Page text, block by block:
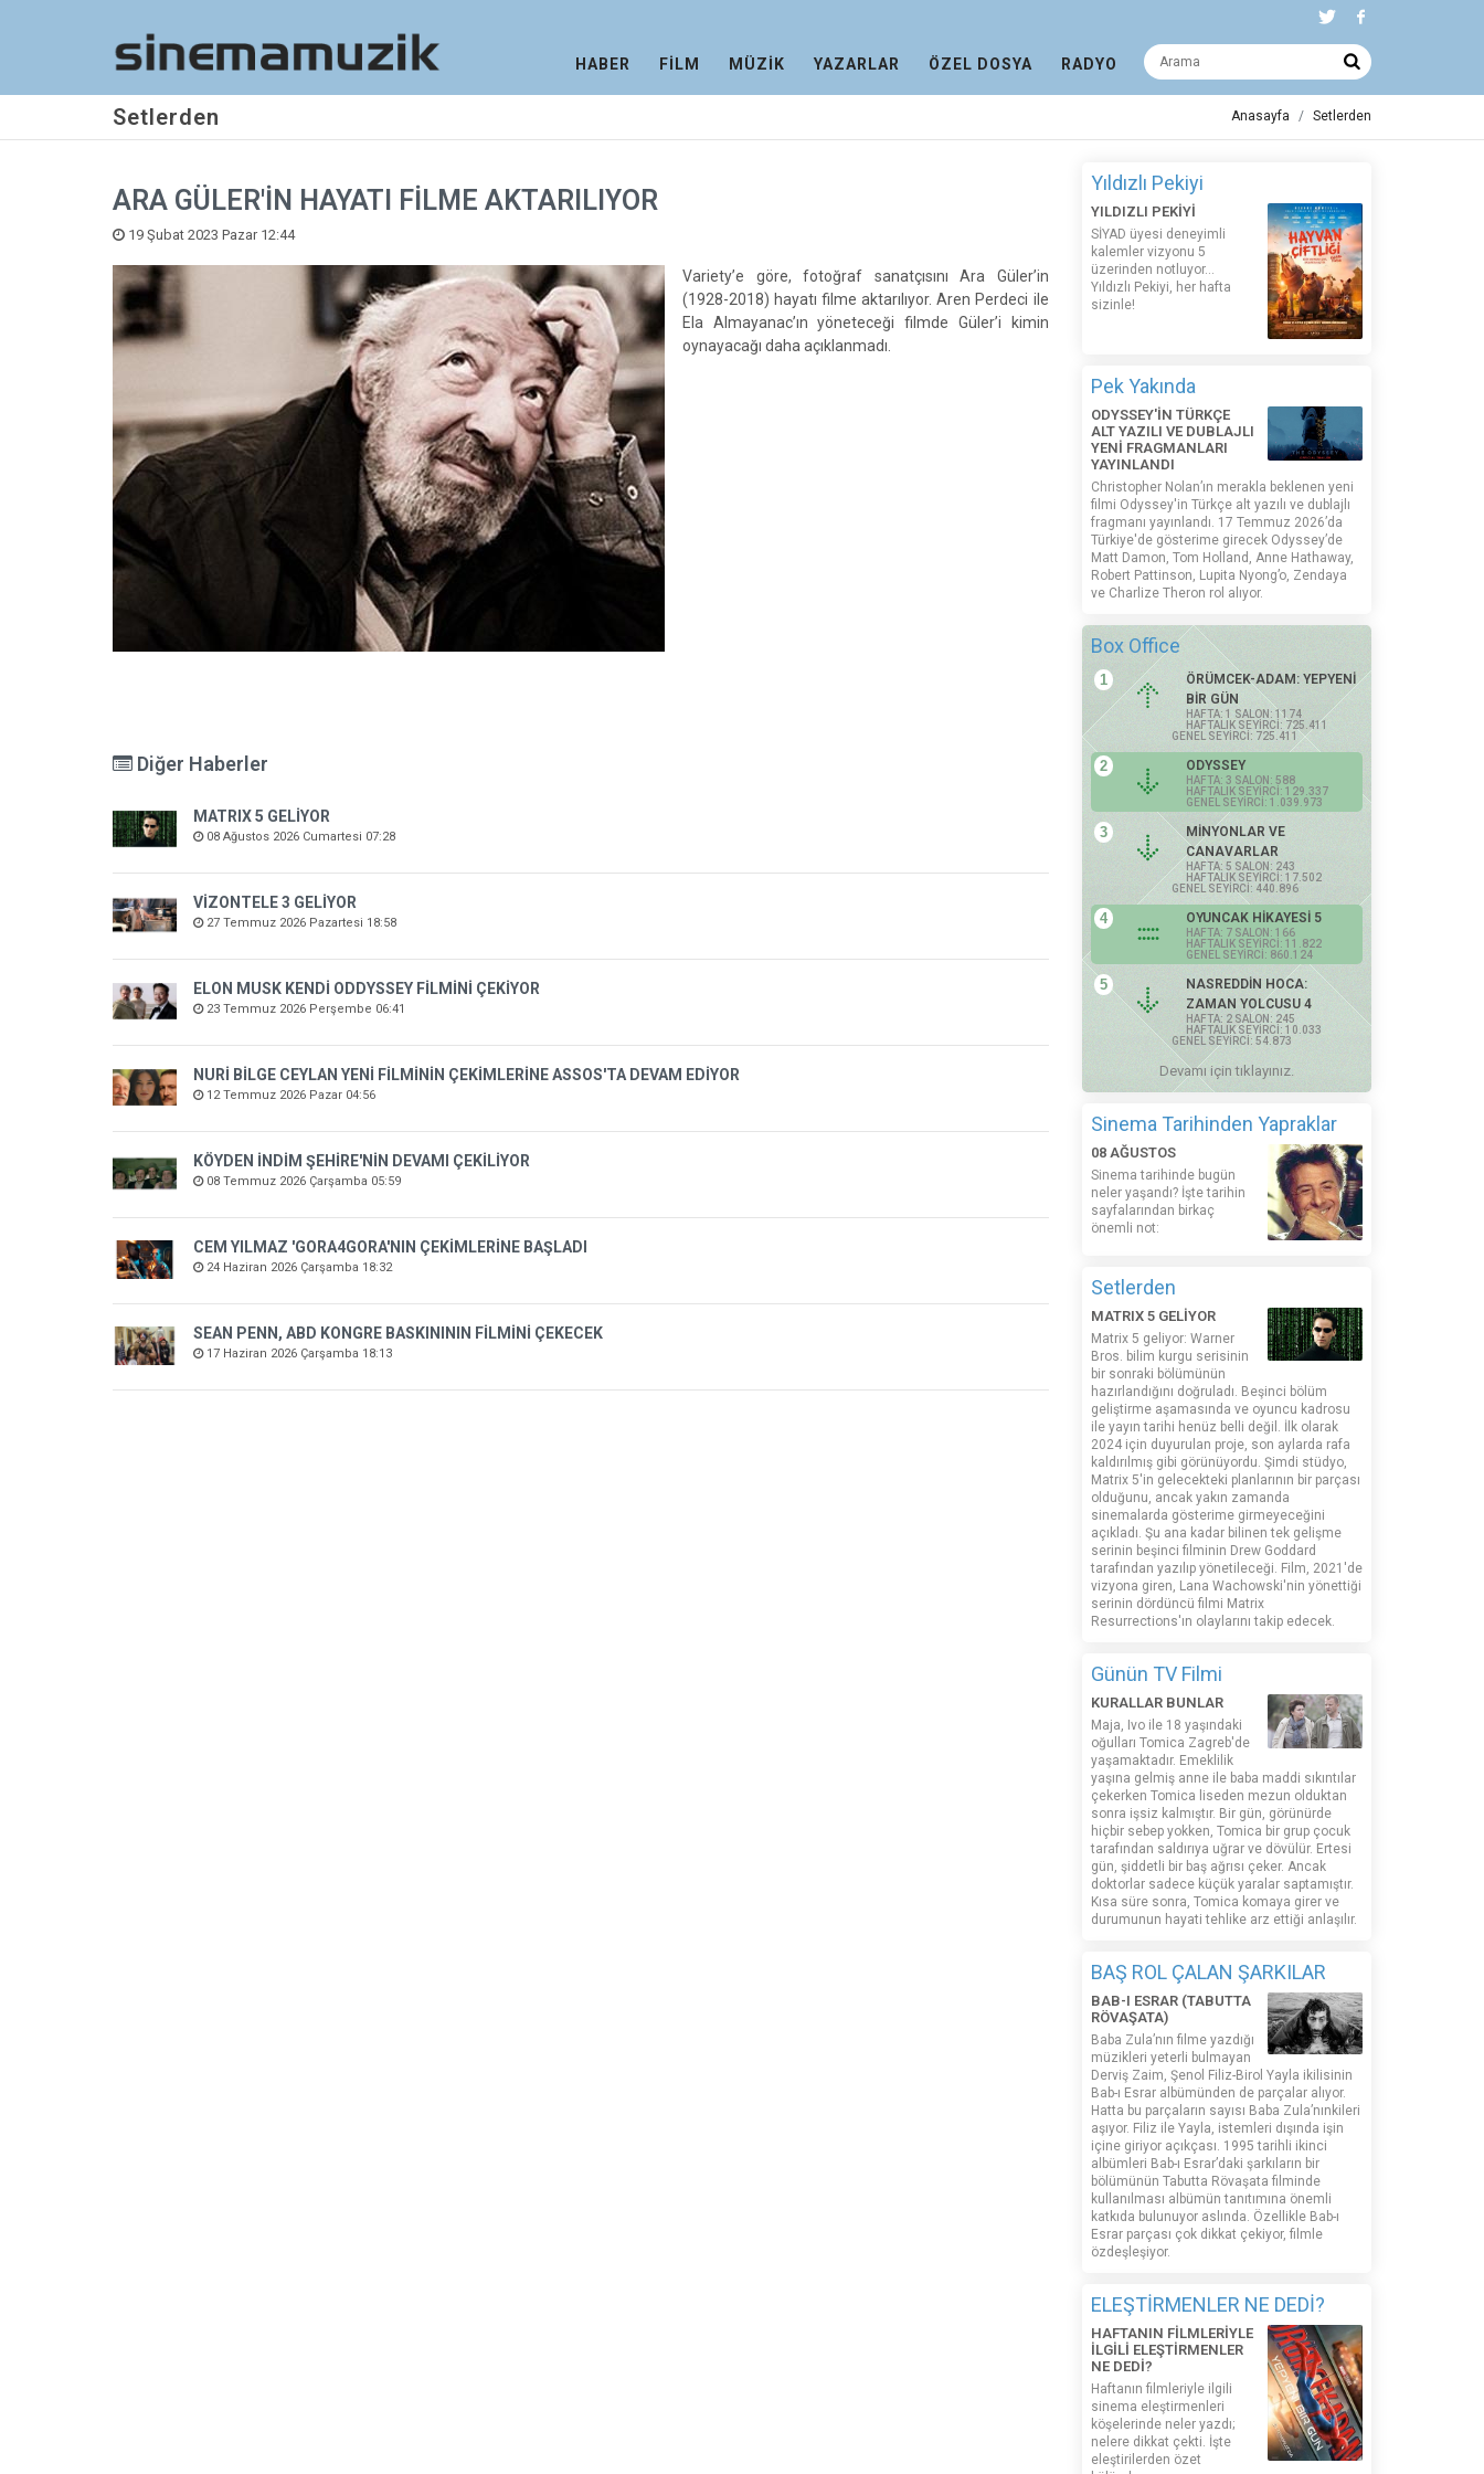
HABER FİLM MÜZİK YAZARLAR ÖZEL DOSYA RADYO
Setlerden Anasayfa Setlerden
ARA GÜLER'İN HAYATI FİLME AKTARILIYOR
19 Şubat 2023 Pazar 12:44
Variety’e göre, fotoğraf sanatçısını Ara Güler’in
(1928-2018) hayatı filme aktarılıyor. Aren Perdeci ile
Ela Almayanac’ın yöneteceği filmde Güler’i kimin
oynayacağı daha açıklanmadı.
Diğer Haberler
MATRIX 5 GELİYOR
08 Ağustos 2026 Cumartesi 07:28
VİZONTELE 3 GELİYOR
27 Temmuz 2026 Pazartesi 18:58
ELON MUSK KENDİ ODDYSSEY FİLMİNİ ÇEKİYOR
23 Temmuz 2026 Perşembe 06:41
NURİ BİLGE CEYLAN YENİ FİLMİNİN ÇEKİMLERİNE ASSOS'TA DEVAM EDİYOR
12 Temmuz 2026 Pazar 04:56
KÖYDEN İNDİM ŞEHİRE'NİN DEVAMI ÇEKİLİYOR
08 Temmuz 2026 Çarşamba 05:59
CEM YILMAZ 'GORA4GORA'NIN ÇEKİMLERİNE BAŞLADI
24 Haziran 2026 Çarşamba 18:32
SEAN PENN, ABD KONGRE BASKINININ FİLMİNİ ÇEKECEK
17 Haziran 2026 Çarşamba 18:13
Yıldızlı Pekiyi
YILDIZLI PEKİYİ
SİYAD üyesi deneyimli
kalemler vizyonu 5
üzerinden notluyor...
Yıldızlı Pekiyi, her hafta
sizinle!
Pek Yakında
ODYSSEY'İN TÜRKÇE
ALT YAZILI VE DUBLAJLI
YENİ FRAGMANLARI
YAYINLANDI
Christopher Nolan’ın merakla beklenen yeni
filmi Odyssey'in Türkçe alt yazılı ve dublajlı
fragmanı yayınlandı. 17 Temmuz 2026’da
Türkiye'de gösterime girecek Odyssey’de
Matt Damon, Tom Holland, Anne Hathaway,
Robert Pattinson, Lupita Nyong’o, Zendaya
ve Charlize Theron rol alıyor.
Box Office
1
ÖRÜMCEK-ADAM: YEPYENİ
BİR GÜN
HAFTA: 1 SALON: 1174
HAFTALIK SEYİRCİ: 725.411
GENEL SEYİRCİ: 725.411
2 ODYSSEY
HAFTA: 3 SALON: 588
HAFTALIK SEYİRCİ: 129.337
GENEL SEYİRCİ: 1.039.973
3
MİNYONLAR VE
CANAVARLAR
HAFTA: 5 SALON: 243
HAFTALIK SEYİRCİ: 17.502
GENEL SEYİRCİ: 440.896
4 OYUNCAK HİKAYESİ 5
HAFTA: 7 SALON: 166
HAFTALIK SEYİRCİ: 11.822
GENEL SEYİRCİ: 860.124
5
NASREDDİN HOCA:
ZAMAN YOLCUSU 4
HAFTA: 2 SALON: 245
HAFTALIK SEYİRCİ: 10.033
GENEL SEYİRCİ: 54.873
Devamı için tıklayınız.
Sinema Tarihinden Yapraklar
08 AĞUSTOS
Sinema tarihinde bugün
neler yaşandı? İşte tarihin
sayfalarından birkaç
önemli not:
Setlerden
MATRIX 5 GELİYOR
Matrix 5 geliyor: Warner
Bros. bilim kurgu serisinin
bir sonraki bölümünün
hazırlandığını doğruladı. Beşinci bölüm
geliştirme aşamasında ve oyuncu kadrosu
ile yayın tarihi henüz belli değil. İlk olarak
2024 için duyurulan proje, son aylarda rafa
kaldırılmış gibi görünüyordu. Şimdi stüdyo,
Matrix 5'in gelecekteki planlarının bir parçası
olduğunu, ancak yakın zamanda
sinemalarda gösterime girmeyeceğini
açıkladı. Şu ana kadar bilinen tek gelişme
serinin beşinci filminin Drew Goddard
tarafından yazılıp yönetileceği. Film, 2021'de
vizyona giren, Lana Wachowski'nin yönettiği
serinin dördüncü filmi Matrix
Resurrections'ın olaylarını takip edecek.
Günün TV Filmi
KURALLAR BUNLAR
Maja, Ivo ile 18 yaşındaki
oğulları Tomica Zagreb'de
yaşamaktadır. Emeklilik
yaşına gelmiş anne ile baba maddi sıkıntılar
çekerken Tomica liseden mezun olduktan
sonra işsiz kalmıştır. Bir gün, görünürde
hiçbir sebep yokken, Tomica bir grup çocuk
tarafından saldırıya uğrar ve dövülür. Ertesi
gün, şiddetli bir baş ağrısı çeker. Ancak
doktorlar sadece küçük yaralar saptamıştır.
Kısa süre sonra, Tomica komaya girer ve
durumunun hayati tehlike arz ettiği anlaşılır.
BAŞ ROL ÇALAN ŞARKILAR
BAB-I ESRAR (TABUTTA
RÖVAŞATA)
Baba Zula’nın filme yazdığı
müzikleri yeterli bulmayan
Derviş Zaim, Şenol Filiz-Birol Yayla ikilisinin
Bab-ı Esrar albümünden de parçalar alıyor.
Hatta bu parçaların sayısı Baba Zula’nınkileri
aşıyor. Filiz ile Yayla, istemleri dışında işin
içine giriyor açıkçası. 1995 tarihli ikinci
albümleri Bab-ı Esrar’daki şarkıların bir
bölümünün Tabutta Rövaşata filminde
kullanılması albümün tanıtımına önemli
katkıda bulunuyor aslında. Özellikle Bab-ı
Esrar parçası çok dikkat çekiyor, filmle
özdeşleşiyor.
ELEŞTİRMENLER NE DEDİ?
HAFTANIN FİLMLERİYLE
İLGİLİ ELEŞTİRMENLER
NE DEDİ?
Haftanın filmleriyle ilgili
sinema eleştirmenleri
köşelerinde neler yazdı;
nelere dikkat çekti. İşte
eleştirilerden özet